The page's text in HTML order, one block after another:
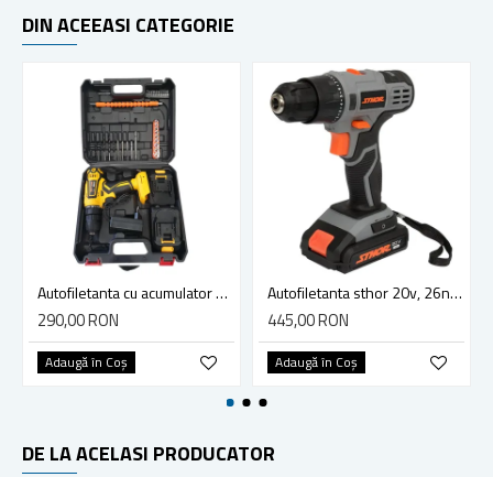
DIN ACEEASI CATEGORIE
Autofiletanta cu acumulator RCD21LI ROTOR
290,00 RON
Adaugă în Coş
Autofiletanta sthor 20v, 26nm, 2 X 2 AH 78082
445,00 RON
Adaugă în Coş
DE LA ACELASI PRODUCATOR